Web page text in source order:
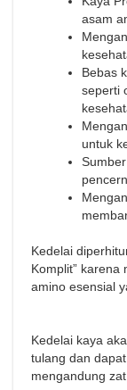
asam
Bebas
seperti
untuk
Kedelai
Komplit” karena
amino esensial
Kedelai kaya
tulang dan
mengandung